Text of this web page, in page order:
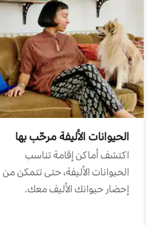
الحيوانات الأليفة مرحّب بها
اكتشف أماكن إقامة تناسب
الحيوانات الأليفة، حتى تتمكن من
إحضار حيوانك الأليف معك.